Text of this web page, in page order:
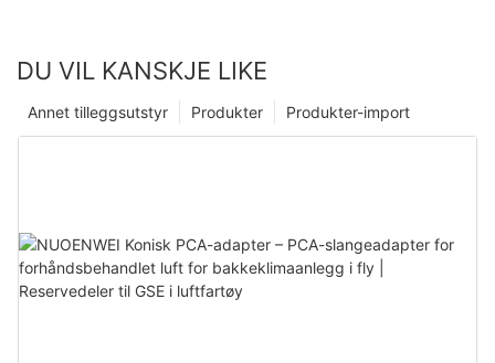
DU VIL KANSKJE LIKE
Produkter-import
Produkter
Annet tilleggsutstyr